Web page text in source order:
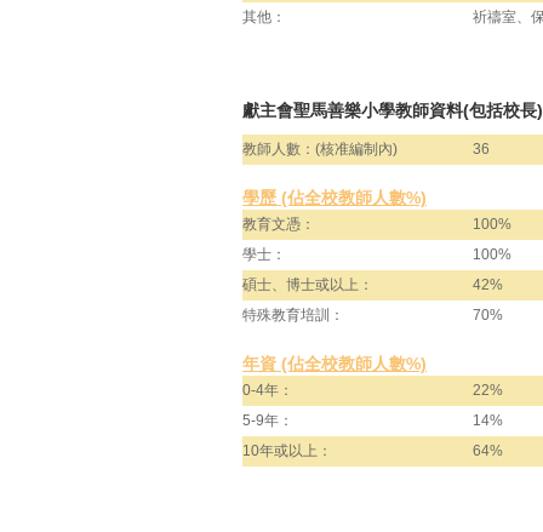
其他：
祈禱室、
獻主會聖馬善樂小學教師資料(包括校長)
教師人數：(核准編制內) 36
學歷 (佔全校教師人數%)
教育文憑：
100%
學士：
100%
碩士、博士或以上：
42%
特殊教育培訓：
70%
年資 (佔全校教師人數%)
0-4年：
22%
5-9年：
14%
10年或以上：
64%